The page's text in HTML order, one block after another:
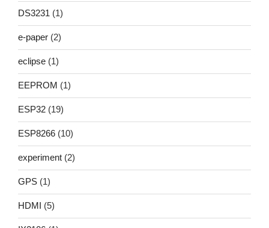
DS3231 (1)
e-paper (2)
eclipse (1)
EEPROM (1)
ESP32 (19)
ESP8266 (10)
experiment (2)
GPS (1)
HDMI (5)